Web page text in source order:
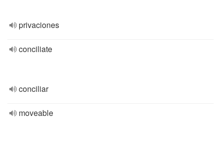
privaciones
conciliate
conciliar
moveable